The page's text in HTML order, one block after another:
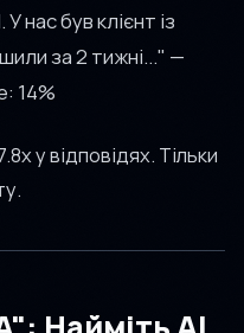
нас був клієнт із
за 2 тижні..." —
14%
у відповідях. Тільки